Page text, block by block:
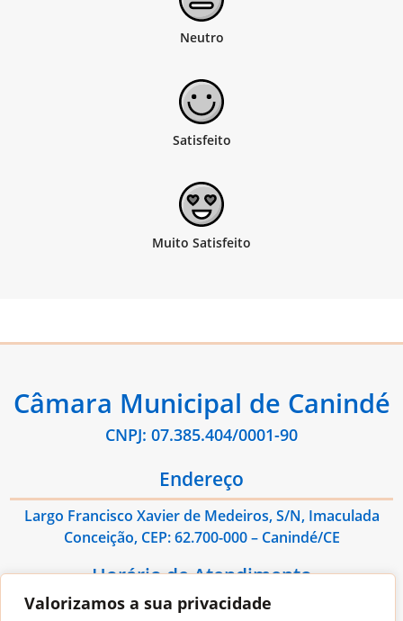
Valorizamos a sua privacidade
Câmara Municipal de Canindé
CNPJ: 07.385.404/0001-90
Endereço
Largo Francisco Xavier de Medeiros, S/N, Imaculada
Conceição, CEP: 62.700-000 – Canindé/CE
Horário de Atendimento
De Segunda à Sexta das 08:00hs às 13:00hs